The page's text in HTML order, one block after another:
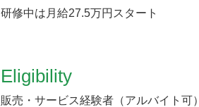
研修中は月給27.5万円スタート
Eligibility
販売・サービス経験者（アルバイト可）